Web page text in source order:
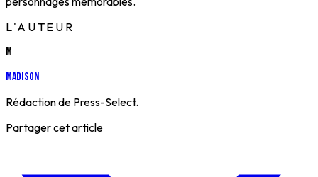
L'AUTEUR
M
Madison
Rédaction de Press-Select.
Partager cet article